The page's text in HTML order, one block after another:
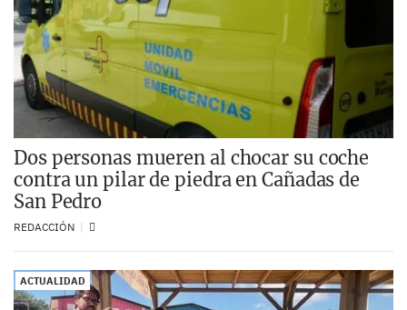
Dos personas mueren al chocar su coche
contra un pilar de piedra en Cañadas de
San Pedro
REDACCIÓN
ACTUALIDAD